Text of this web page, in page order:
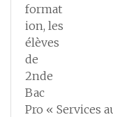
format
ion, les
élèves
de
2nde
Bac
Pro « Services